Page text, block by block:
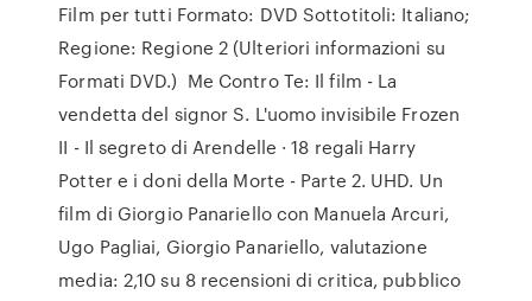
Film per tutti Formato: DVD Sottotitoli: Italiano;
Regione: Regione 2 (Ulteriori informazioni su
Formati DVD.) Me Contro Te: Il film - La
vendetta del signor S. L'uomo invisibile Frozen
II - Il segreto di Arendelle · 18 regali Harry
Potter e i doni della Morte - Parte 2. UHD. Un
film di Giorgio Panariello con Manuela Arcuri,
Ugo Pagliai, Giorgio Panariello, valutazione
media: 2,10 su 8 recensioni di critica, pubblico